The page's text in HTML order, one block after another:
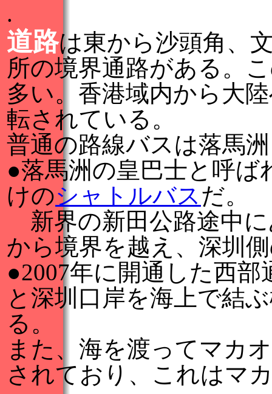
.
道路は東から沙頭角、
所の境界通路がある。
多い。香港域内から大
転されている。
普通の路線バスは落馬
●落馬洲の皇巴士と呼
けのシャトルバスだ。
新界の新田公路途中
から境界を越え、深圳
●2007年に開通した西
と深圳口岸を海上で結
る。
また、海を渡ってマカ
されており、これはマ